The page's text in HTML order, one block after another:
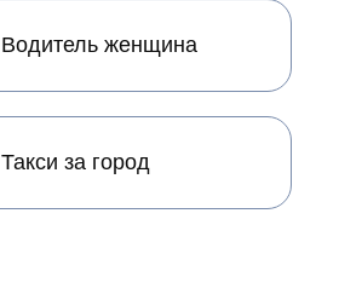
Водитель женщина
Такси за город